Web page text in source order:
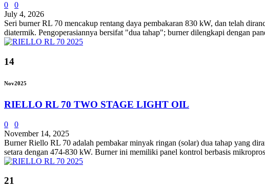
0
0
July 4, 2026
Seri burner RL 70 mencakup rentang daya pembakaran 830 kW, dan telah
diatermik. Pengoperasiannya bersifat "dua tahap"; burner dilengkapi dengan
14
Nov2025
RIELLO RL 70 TWO STAGE LIGHT OIL
0
0
November 14, 2025
Burner Riello RL 70 adalah pembakar minyak ringan (solar) dua tahap yang
setara dengan 474-830 kW. Burner ini memiliki panel kontrol berbasis
21